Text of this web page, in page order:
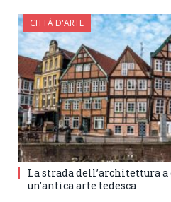
CITTÀ D'ARTE
La strada dell’architettura
un’antica arte tedesca